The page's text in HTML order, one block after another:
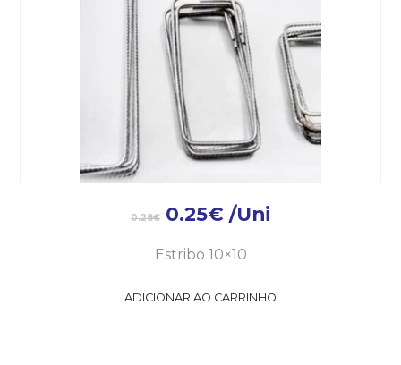
0.28€ 0.25€ /Uni
Estribo 10×10
ADICIONAR AO CARRINHO